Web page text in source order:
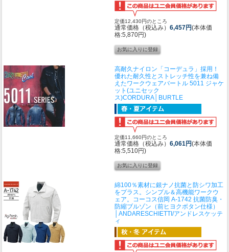
定価12,430円のところ
通常価格（税込み） 6,457円(本体価
格:5,870円)
高耐久ナイロン「コーデュラ」採用！
優れた耐久性とストレッチ性を兼ね備
えたワークウェアバートル 5011 ジャケ
ット(ユニセック
ス)CORDURA│BURTLE
定価11,660円のところ
通常価格（税込み） 6,061円(本体価
格:5,510円)
綿100％素材に銀ナノ抗菌と防シワ加工
をプラス。シンプル＆高機能ワークウ
ェア。 コーコス信岡 A-1742 抗菌防臭・
防縮ブルゾン（前ヒヨクボタン仕様）
│ANDARESCHIETTI/アンドレスケッテ
ィ